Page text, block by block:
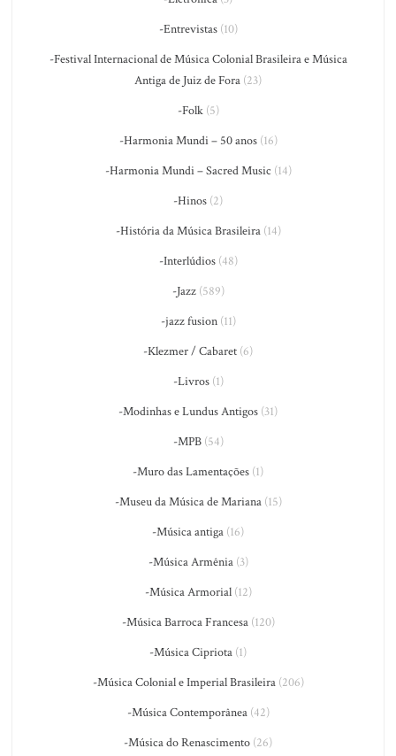
-Entrevistas(10)
-Festival Internacional de Música Colonial Brasileira e Música
Antiga de Juiz de Fora (23)
-Folk(5)
-Harmonia Mundi – 50 anos(16)
-Harmonia Mundi – Sacred Music (14)
-Hinos (2)
-História da Música Brasileira(14)
-Interlúdios(48)
-Jazz(589)
-jazz fusion(11)
-Klezmer / Cabaret (6)
-Livros(1)
-Modinhas e Lundus Antigos (31)
-MPB(54)
-Muro das Lamentações (1)
-Museu da Música de Mariana(15)
-Música antiga (16)
-Música Armênia(3)
-Música Armorial(12)
-Música Barroca Francesa(120)
-Música Cipriota (1)
-Música Colonial e Imperial Brasileira(206)
-Música Contemporânea(42)
-Música do Renascimento (26)